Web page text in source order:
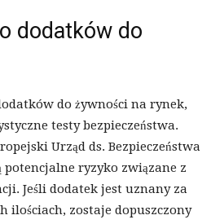
dodatków do
do żywności na rynek,
testy bezpieczeństwa.
Urząd ds. Bezpieczeństwa
potencjalne ryzyko związane z
Jeśli dodatek jest uznany za
ilościach, zostaje dopuszczony